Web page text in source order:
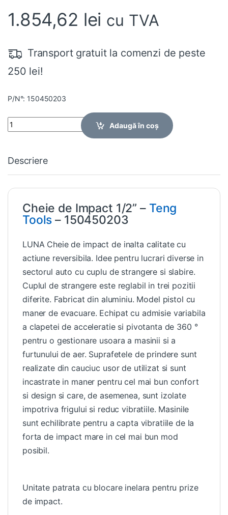
1.854,62 lei cu TVA
Transport gratuit la comenzi de peste
250 lei!
P/N°: 150450203
Quantity
Adaugă în coș
Descriere
Cheie de Impact 1/2” – Teng
Tools – 150450203
LUNA Cheie de impact de inalta calitate cu
actiune reversibila. Idee pentru lucrari diverse in
sectorul auto cu cuplu de strangere si slabire.
Cuplul de strangere este reglabil in trei pozitii
diferite. Fabricat din aluminiu. Model pistol cu
maner de evacuare. Echipat cu admisie variabila
a clapetei de acceleratie si pivotanta de 360 °
pentru o gestionare usoara a masinii si a
furtunului de aer. Suprafetele de prindere sunt
realizate din cauciuc usor de utilizat si sunt
incastrate in maner pentru cel mai bun confort
si design si care, de asemenea, sunt izolate
impotriva frigului si reduc vibratiile. Masinile
sunt echilibrate pentru a capta vibratiile de la
forta de impact mare in cel mai bun mod
posibil.
Unitate patrata cu blocare inelara pentru prize
de impact.